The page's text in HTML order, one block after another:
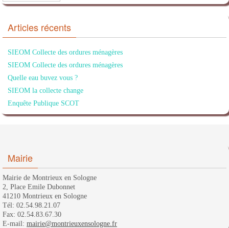
Articles récents
SIEOM Collecte des ordures ménagères
SIEOM Collecte des ordures ménagères
Quelle eau buvez vous ?
SIEOM la collecte change
Enquête Publique SCOT
Mairie
Mairie de Montrieux en Sologne
2, Place Emile Dubonnet
41210 Montrieux en Sologne
Tél: 02.54.98.21.07
Fax: 02.54.83.67.30
E-mail: mairie@montrieuxensologne.fr